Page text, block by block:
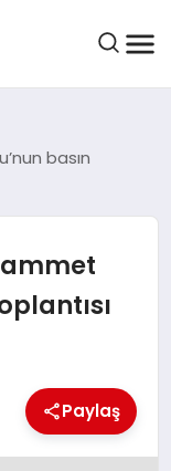
basın
Paylaş